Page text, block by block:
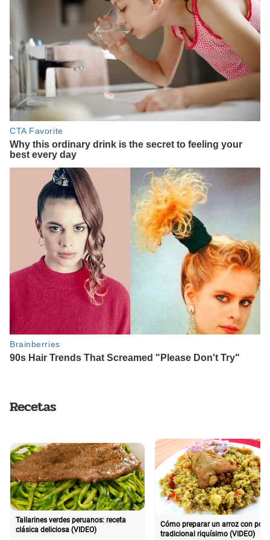
Recetas
Tallarines verdes peruanos: receta
clásica deliciosa (VIDEO)
Cómo preparar un arroz con pollo
tradicional riquísimo (VIDEO)